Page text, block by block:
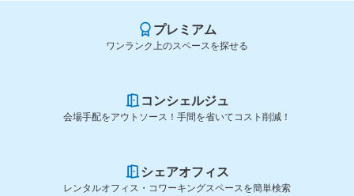
プレミアム
ワンランク上のスペースを探せる
コンシェルジュ
会場手配をアウトソース！手間を省いてコスト削減！
シェアオフィス
レンタルオフィス・コワーキングスペースを簡単検索